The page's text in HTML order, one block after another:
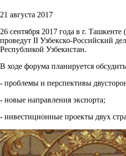
21 августа 2017
26 сентября 2017 года в г.
проведут II Узбекско-Российский
Республикой Узбекистан.
В ходе форума планируется
- проблемы и перспективы
- новые направления экспорта;
- инвестиционные проекты двух